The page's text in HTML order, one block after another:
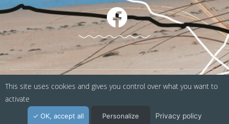
Webapp fabriquée en Normandie / Agence
Kacao
This site uses cookies and gives you control over what you want to
activate
OK, accept all Personalize Privacy policy